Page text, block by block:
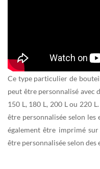
Ce type particulier de
peut être personnalisé avec
150 L, 180 L, 200 L ou 220
être personnalisée selon les
également être imprimé
être personnalisée selon des